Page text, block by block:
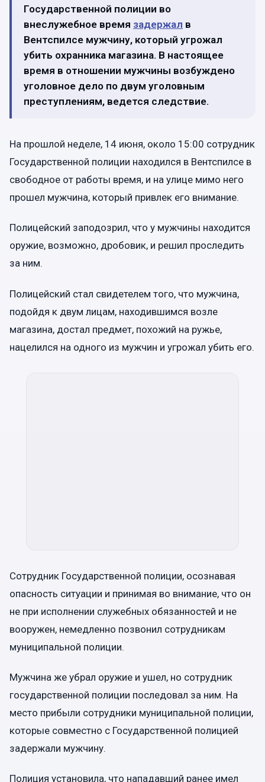
Государственной полиции во
внеслужебное время задержал в
Вентспилсе мужчину, который угрожал
убить охранника магазина. В настоящее
время в отношении мужчины возбуждено
уголовное дело по двум уголовным
преступлениям, ведется следствие.
На прошлой неделе, 14 июня, около 15:00 сотрудник
Государственной полиции находился в Вентспилсе в
свободное от работы время, и на улице мимо него
прошел мужчина, который привлек его внимание.
Полицейский заподозрил, что у мужчины находится
оружие, возможно, дробовик, и решил проследить
за ним.
Полицейский стал свидетелем того, что мужчина,
подойдя к двум лицам, находившимся возле
магазина, достал предмет, похожий на ружье,
нацелился на одного из мужчин и угрожал убить его.
Сотрудник Государственной полиции, осознавая
опасность ситуации и принимая во внимание, что он
не при исполнении служебных обязанностей и не
вооружен, немедленно позвонил сотрудникам
муниципальной полиции.
Мужчина же убрал оружие и ушел, но сотрудник
государственной полиции последовал за ним. На
место прибыли сотрудники муниципальной полиции,
которые совместно с Государственной полицией
задержали мужчину.
Полиция установила, что нападавший ранее имел